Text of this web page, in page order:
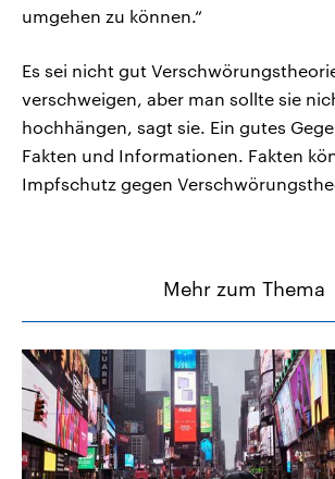
umgehen zu können.“
Es sei nicht gut
verschweigen, aber man sollte sie
hochhängen, sagt sie. Ein gutes
Fakten und Informationen. Fakten
Impfschutz gegen
Mehr zum Thema